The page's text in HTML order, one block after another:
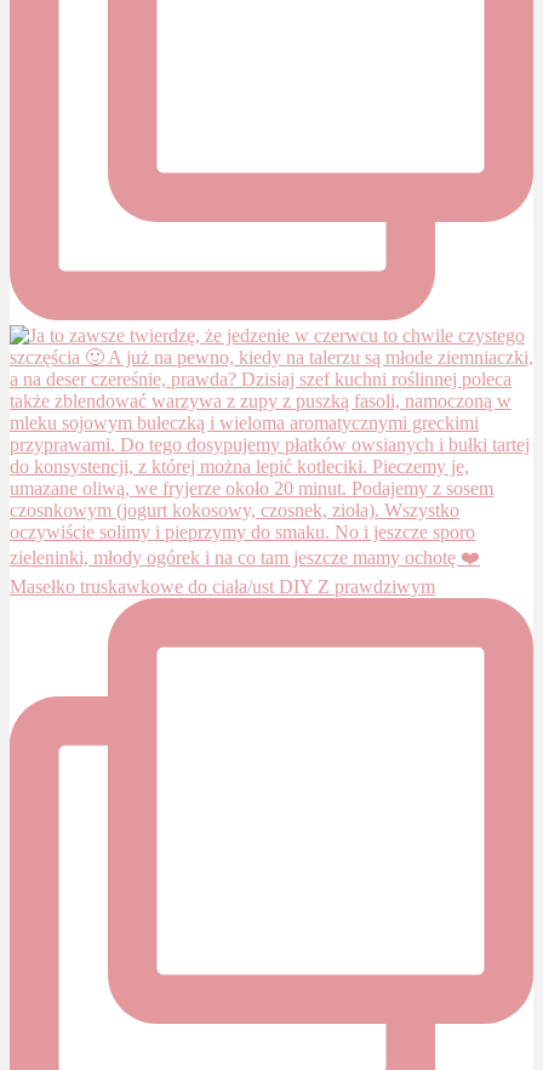
Masełko truskawkowe do ciała/ust DIY Z prawdziwym